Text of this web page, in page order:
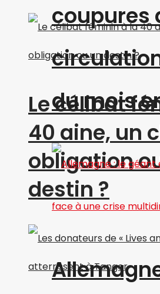
Le célibat
40 aine, un
obligation
destin ?
coupures
du mois